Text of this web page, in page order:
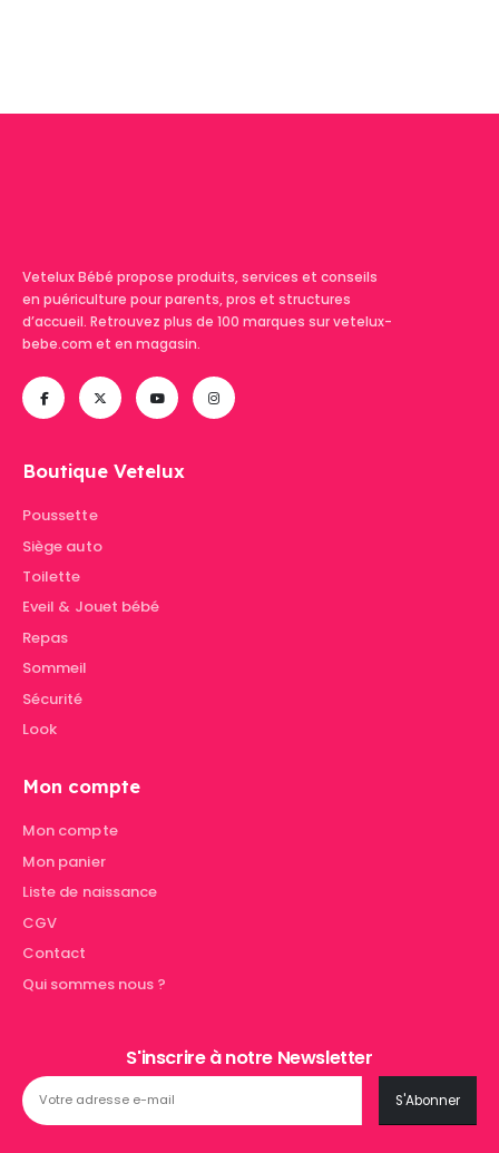
Vetelux Bébé propose produits, services et conseils
en puériculture pour parents, pros et structures
d’accueil. Retrouvez plus de 100 marques sur vetelux-
bebe.com et en magasin.
Boutique Vetelux
Poussette
Siège auto
Toilette
Eveil & Jouet bébé
Repas
Sommeil
Sécurité
Look
Mon compte
Mon compte
Mon panier
Liste de naissance
CGV
Contact
Qui sommes nous ?
S'inscrire à notre Newsletter